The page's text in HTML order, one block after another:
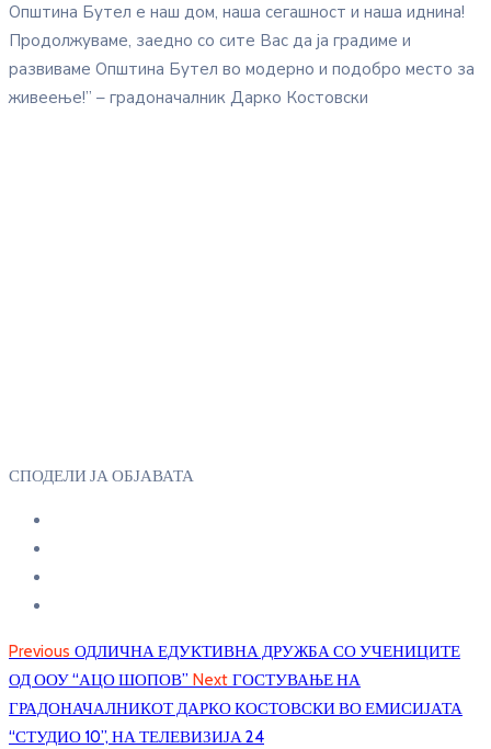
Општина Бутел е наш дом, наша сегашност и наша иднина!
Продолжуваме, заедно со сите Вас да ја градиме и
развиваме Општина Бутел во модерно и подобро место за
живеење!” – градоначалник Дарко Костовски
СПОДЕЛИ ЈА ОБЈАВАТА
Previous ОДЛИЧНА ЕДУКТИВНА ДРУЖБА СО УЧЕНИЦИТЕ
ОД ООУ “АЦО ШОПОВ” Next ГОСТУВАЊЕ НА
ГРАДОНАЧАЛНИКОТ ДАРКО КОСТОВСКИ ВО ЕМИСИЈАТА
“СТУДИО 10”, НА ТЕЛЕВИЗИЈА 24